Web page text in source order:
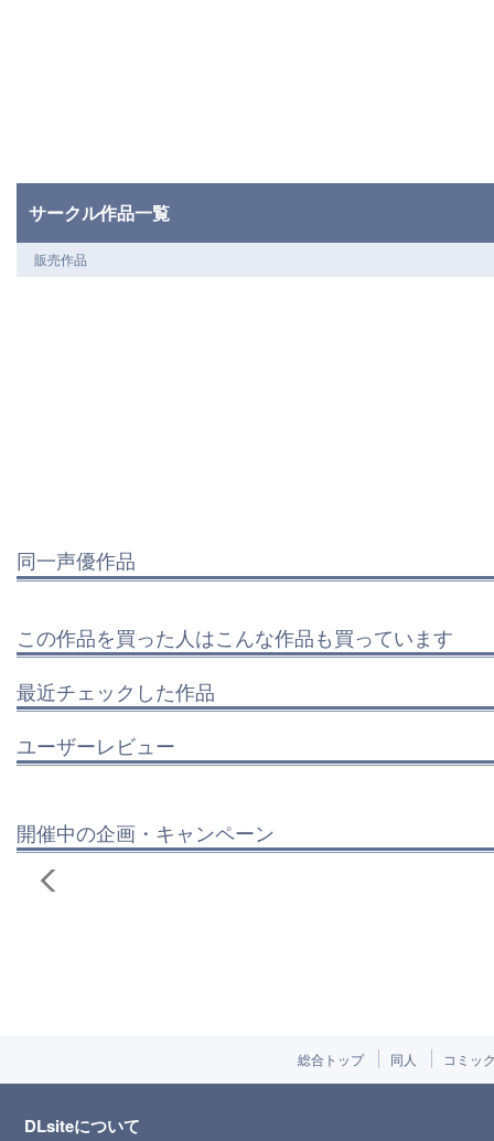
サークル作品一覧
販売作品
同一声優作品
この作品を買った人はこんな作品も買っています
最近チェックした作品
ユーザーレビュー
開催中の企画・キャンペーン
総合トップ 同人 コミッ
DLsiteについて